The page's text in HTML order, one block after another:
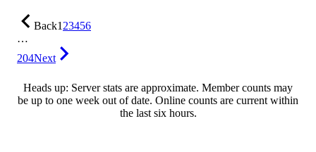
Back123456
…
204Next
Heads up: Server stats are approximate. Member counts may
be up to one week out of date. Online counts are current within
the last six hours.